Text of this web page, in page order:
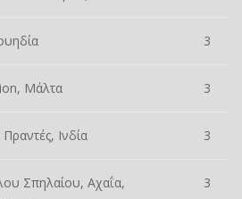
3
Μάλτα 3
Ινδία 3
Σπηλαίου, Αχαΐα,
3